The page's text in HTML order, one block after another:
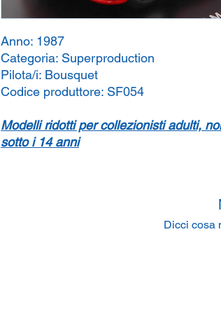
Anno: 1987
Categoria: Superproduction
Pilota/i: Bousquet
Codice produttore: SF054
Modelli ridotti per collezionisti adulti,
sotto i 14 anni
Dicci cosa